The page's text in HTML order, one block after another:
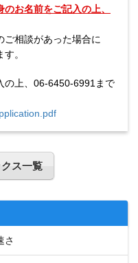
のお名前をご記入の上、
ご相談があった場合に
。
の上、06-6450-6991まで
ス一覧
さ